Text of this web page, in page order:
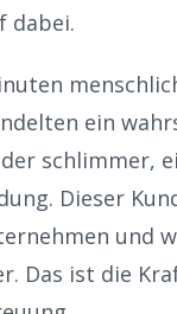
dabei.
ein
schlimmer,
Dieser
und
Das ist die